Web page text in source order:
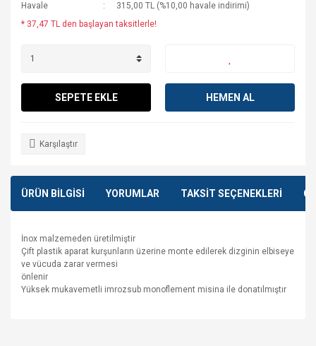
Havale
315,00 TL (%10,00 havale indirimi)
* 37,47 TL den başlayan taksitlerle!
SEPETE EKLE HEMEN AL
Karşılaştır
ÜRÜN BİLGİSİ YORUMLAR TAKSİT SEÇENEKLERİ
İnox malzemeden üretilmiştir
Çift plastik aparat kurşunların üzerine monte edilerek dizginin elbiseye
ve vücuda zarar vermesi
önlenir
Yüksek mukavemetli imrozsub monoflement misina ile donatılmıştır